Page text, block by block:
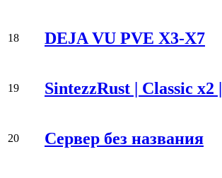
18 DEJA VU PVE X3-X7
19 SintezzRust | Classic x2 |
20 Сервер без названия